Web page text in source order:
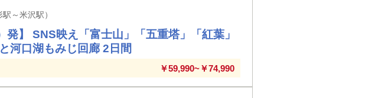
～米沢駅）
発】 SNS映え「富士山」「五重塔」「紅葉」
河口湖もみじ回廊 2日間
￥59,990~￥74,990